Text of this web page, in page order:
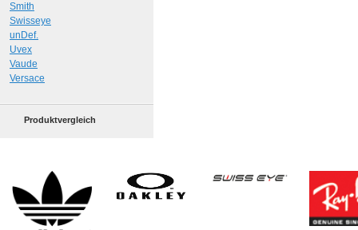
Smith
Swisseye
unDef.
Uvex
Vaude
Versace
Produktvergleich